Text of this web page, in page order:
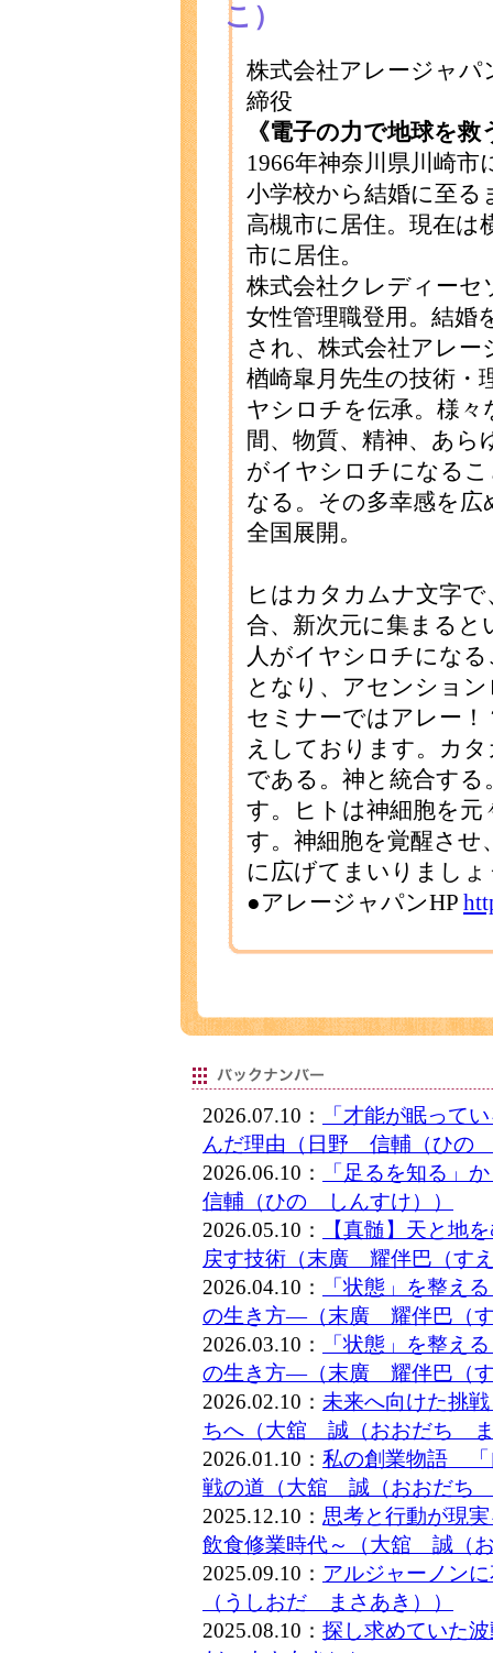
こ）
株式会社アレージャ
締役
《電子の力で地球を救
1966年神奈川県川崎市
小学校から結婚に至る
高槻市に居住。現在は
市に居住。
株式会社クレディーセ
女性管理職登用。結婚
され、株式会社アレー
楢崎皐月先生の技術・
ヤシロチを伝承。様々
間、物質、精神、あら
がイヤシロチになる
なる。その多幸感を
全国展開。
ヒはカタカムナ文字
合、新次元に集まる
人がイヤシロチにな
となり、アセンショ
セミナーではアレー
えしております。カ
である。神と統合す
す。ヒトは神細胞を
す。神細胞を覚醒さ
に広げてまいりましょ
●アレージャパンHP
2026.07.10：
「才能が眠って
んだ理由（日野 信輔（ひの
2026.06.10：
「足るを知る」
信輔（ひの しんすけ））
2026.05.10：
【真髄】天と地
戻す技術（末廣 耀伴巴（す
2026.04.10：
「状態」を整え
の生き方―（末廣 耀伴巴（
2026.03.10：
「状態」を整え
の生き方―（末廣 耀伴巴（
2026.02.10： 未来へ向けた挑
ちへ（大舘 誠（おおだち
2026.01.10： 私の創業物語 「
戦の道（大舘 誠（おおだち
2025.12.10： 思考と行動が現
飲食修業時代～（大舘 誠（
2025.09.10： アルジャーノン
（うしおだ まさあき））
2025.08.10： 探し求めていた